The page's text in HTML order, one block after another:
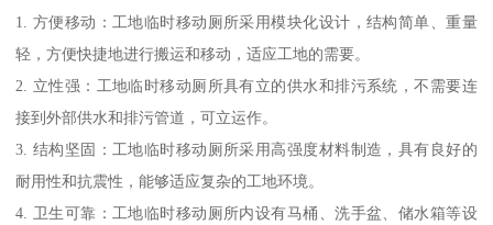
1. 方便移动：工地临时移动厕所采用模块化设计，结构简单、重量
轻，方便快捷地进行搬运和移动，适应工地的需要。
2. 立性强：工地临时移动厕所具有立的供水和排污系统，不需要连
接到外部供水和排污管道，可立运作。
3. 结构坚固：工地临时移动厕所采用高强度材料制造，具有良好的
耐用性和抗震性，能够适应复杂的工地环境。
4. 卫生可靠：工地临时移动厕所内设有马桶、洗手盆、储水箱等设